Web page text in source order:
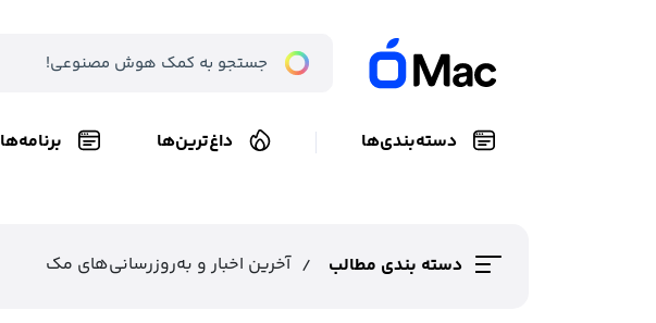
دسته‌بندی‌ها داغ‌ترین‌ها برنامه‌ها
دسته بندی مطالب آخرین اخبار و به‌روزرسانی‌های مک